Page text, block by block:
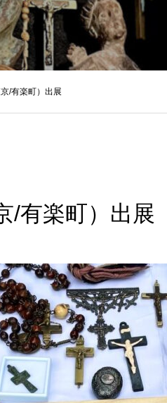
/有楽町）出展
/有楽町）出